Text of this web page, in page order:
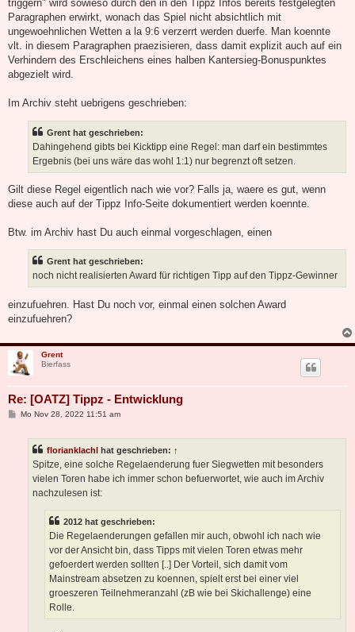
triggern" wird sowieso durch den in den Tippz Infos bereits festgelegten
Paragraphen erwirkt, wonach das Spiel nicht absichtlich mit
ungewoehnlichen Wetten a la 9:6 verzerrt werden duerfe. Man koennte
vlt. in diesem Paragraphen praezisieren, dass damit explizit auch auf ein
Verhindern des Erschleichens eines halben Kantersieg-Bonuspunktes
abgezielt wird.
Im Archiv steht uebrigens geschrieben:
Grent hat geschrieben:
Dahingehend gibts bei Kicktipp eine Regel: man darf ein bestimmtes
Ergebnis (bei uns wäre das wohl 1:1) nur begrenzt oft setzen.
Gilt diese Regel eigentlich nach wie vor? Falls ja, waere es gut, wenn
diese auch auf der Tippz Info-Seite dokumentiert werden koennte.
Btw. im Archiv hast Du auch einmal vorgeschlagen, einen
Grent hat geschrieben:
noch nicht realisierten Award für richtigen Tipp auf den Tippz-Gewinner
einzufuehren. Hast Du noch vor, einmal einen solchen Award
einzufuehren?
Grent
Bierfass
Re: [OATZ] Tippz - Entwicklung
BMo Nov 28, 2022 11:51 am
florianklachl hat geschrieben: ↑
Spitze, eine solche Regelaenderung fuer Siegwetten mit besonders
vielen Toren habe ich immer schon befuerwortet, wie auch im Archiv
nachzulesen ist:
2012 hat geschrieben:
Die Regelaenderungen gefallen mir auch, obwohl ich nach wie
vor der Ansicht bin, dass Tipps mit vielen Toren etwas mehr
gefoerdert werden sollten [..] Der Vorteil, sich damit vom
Mainstream absetzen zu koennen, spielt erst bei einer viel
groeszeren Teilnehmeranzahl (zB wie bei Skichallenge) eine
Rolle.